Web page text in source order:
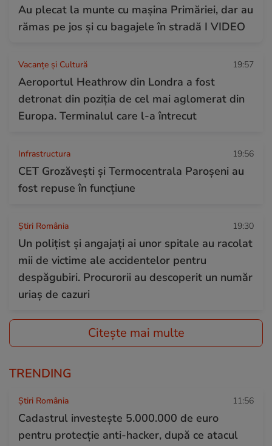
Au plecat la munte cu mașina Primăriei, dar au
rămas pe jos și cu bagajele în stradă I VIDEO
Vacanțe și Cultură 19:57
Aeroportul Heathrow din Londra a fost
detronat din poziția de cel mai aglomerat din
Europa. Terminalul care l-a întrecut
Infrastructura 19:56
CET Grozăvești și Termocentrala Paroșeni au
fost repuse în funcțiune
Știri România 19:30
Un polițist și angajați ai unor spitale au racolat
mii de victime ale accidentelor pentru
despăgubiri. Procurorii au descoperit un număr
uriaș de cazuri
Citește mai multe
TRENDING
Știri România 11:56
Cadastrul investește 5.000.000 de euro
pentru protecție anti-hacker, după ce atacul